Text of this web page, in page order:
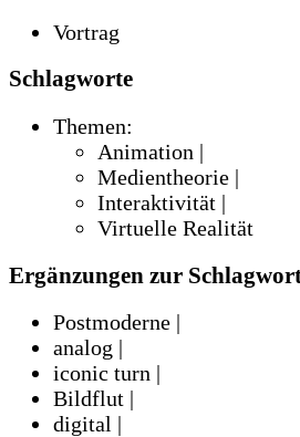
Vortrag
Schlagworte
Themen:
Animation |
Medientheorie |
Interaktivität |
Virtuelle Realität
Ergänzungen zur
Postmoderne |
analog |
iconic turn |
Bildflut |
digital |